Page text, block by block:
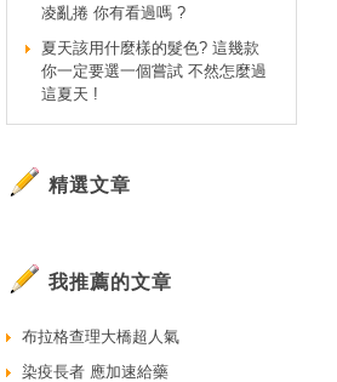
凌亂捲 你有看過嗎 ?
夏天該用什麼樣的髮色? 這幾款
你一定要選一個嘗試 不然怎麼過
這夏天 !
精選文章
我推薦的文章
布拉格查理大橋超人氣
染疫長者 應加速給藥